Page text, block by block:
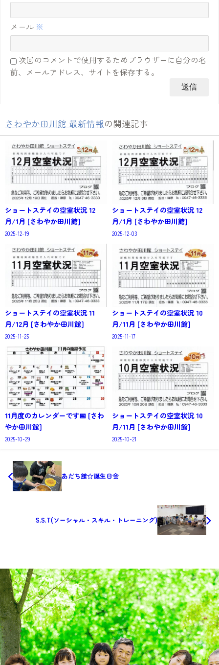
メール ※
次回のコメントで使用するためブラウザーに自分の名
前、メールアドレス、サイトを保存する。
さわやか田川館 最新情報の関連記事
ショートステイの空室状況 12
月/1月 [さわやか田川館]
2025-12-19
ショートステイの空室状況 12
月/1月 [さわやか田川館]
2025-12-03
ショートステイの空室状況 11
月/12月 [さわやか田川館]
2025-11-25
ショートステイの空室状況 10
月/11月 [さわやか田川館]
2025-11-17
11月度のカレンダーです📅 [さわ
やか田川館]
2025-10-29
ショートステイの空室状況 10
月/11月 [さわやか田川館]
2025-10-21
あだち館☆誕生日会
S.S.T(ソーシャル・スキル・トレーニング)